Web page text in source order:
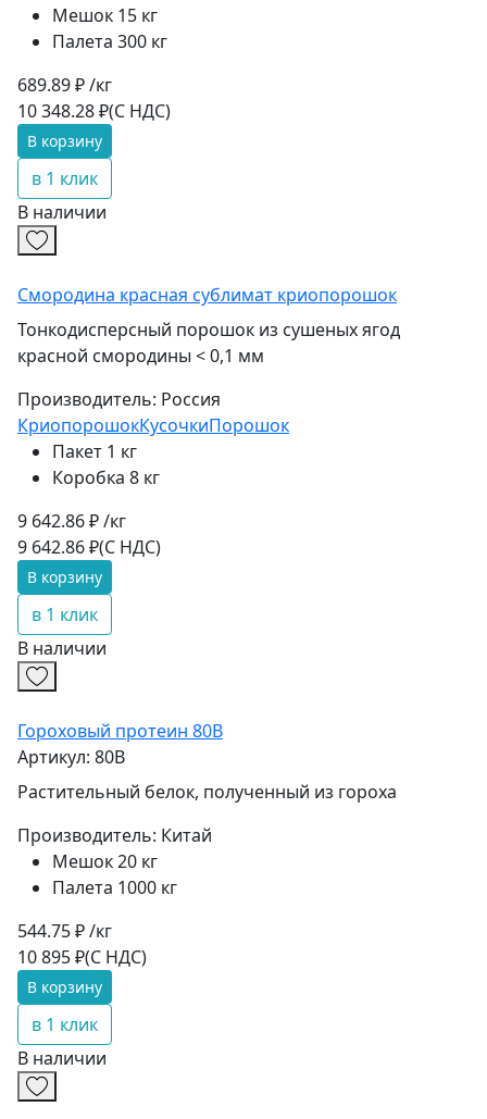
Мешок 15 кг
Палета 300 кг
689.89 ₽ /кг
10 348.28 ₽(С НДС)
В корзину
в 1 клик
В наличии
Смородина красная сублимат криопорошок
Тонкодисперсный порошок из сушеных ягод
красной смородины < 0,1 мм
Производитель: Россия
КриопорошокКусочкиПорошок
Пакет 1 кг
Коробка 8 кг
9 642.86 ₽ /кг
9 642.86 ₽(С НДС)
В корзину
в 1 клик
В наличии
Гороховый протеин 80B
Артикул: 80B
Растительный белок, полученный из гороха
Производитель: Китай
Мешок 20 кг
Палета 1000 кг
544.75 ₽ /кг
10 895 ₽(С НДС)
В корзину
в 1 клик
В наличии